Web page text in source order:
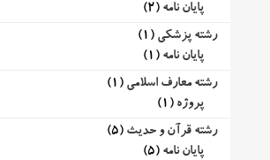
پایان نامه (2)
رشته پزشکی (1)
پایان نامه (1)
رشته معارف اسلامی (1)
پروژه (1)
رشته قرآن و حدیث (5)
پایان نامه (5)